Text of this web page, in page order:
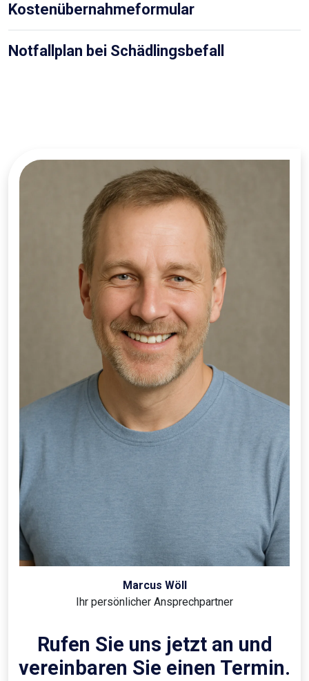
Kostenübernahmeformular
Notfallplan bei Schädlingsbefall
Marcus Wöll
Ihr persönlicher Ansprechpartner
Rufen Sie uns jetzt an und
vereinbaren Sie einen Termin.